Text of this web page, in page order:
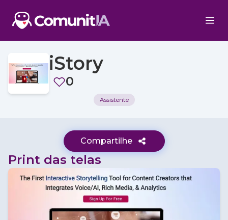
iStory
0
Assistente
Compartilhe
Print das telas